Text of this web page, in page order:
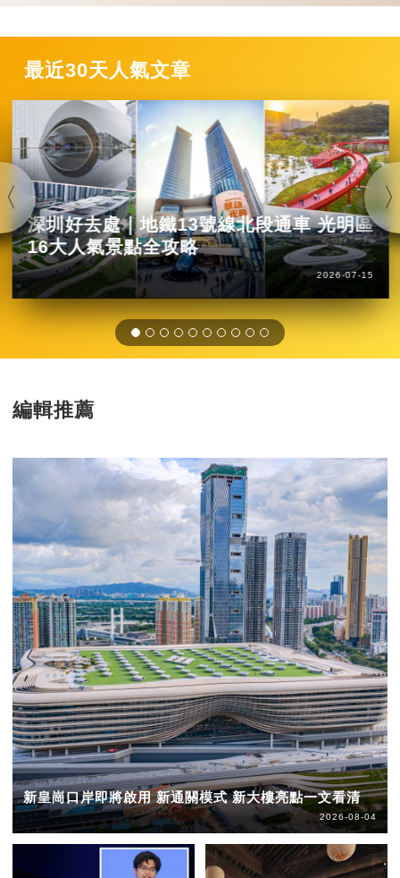
最近30天人氣文章
深圳好去處｜地鐵13號線北段通車 光明區
16大人氣景點全攻略
2026-07-15
編輯推薦
新皇崗口岸即將啟用 新通關模式 新大樓亮點一文看清
2026-08-04